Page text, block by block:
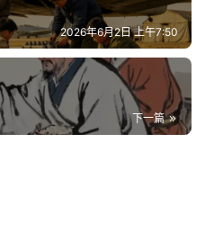
2026年6月2日 上午7:50
下一篇